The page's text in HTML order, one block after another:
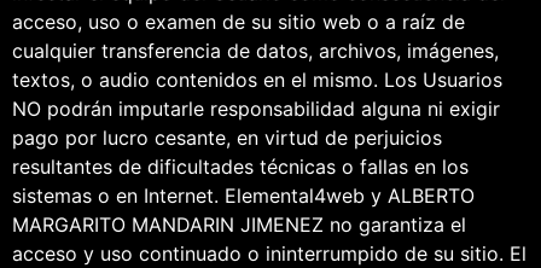
acceso, uso o examen de su sitio web o a raíz de
cualquier transferencia de datos, archivos, imágenes,
textos, o audio contenidos en el mismo. Los Usuarios
NO podrán imputarle responsabilidad alguna ni exigir
pago por lucro cesante, en virtud de perjuicios
resultantes de dificultades técnicas o fallas en los
sistemas o en Internet. Elemental4web y ALBERTO
MARGARITO MANDARIN JIMENEZ no garantiza el
acceso y uso continuado o ininterrumpido de su sitio. El